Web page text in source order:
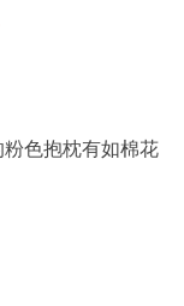
色抱枕有如棉花